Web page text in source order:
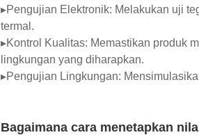
▸Pengujian Elektronik: Melakukan uji
termal.
▸Kontrol Kualitas: Memastikan produk
lingkungan yang diharapkan.
▸Pengujian Lingkungan:
Bagaimana cara menetapkan